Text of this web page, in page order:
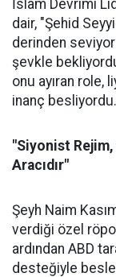
İslam Devrimi
dair, "Şehid
derinden
şevkle
onu ayıran role,
inanç
"Siyonist
Aracıdır"
Şeyh Naim
verdiği özel
ardından ABD
desteğiyle